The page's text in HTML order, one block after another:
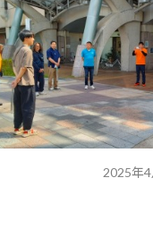
2025年